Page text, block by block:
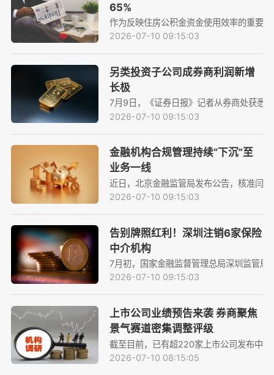
65%
作为反映住房公积金资金使用效率的重要
2026-07-10 09:15:03
另类投资子公司成券商利润新增
长极
7月9日，《证券日报》记者从券商处获悉
2026-07-10 09:15:03
金融机构合规管理持续“下沉”至
业务一线
近日，北京金融监管局发布公告，核准闫
2026-07-10 09:15:03
告别牌照红利！深圳注销6家保险
中介机构
7月初，国家金融监督管理总局深圳监管
2026-07-10 09:15:03
上市公司业绩预告来袭 券商聚焦
景气赛道密集调整评级
截至目前，已有超220家上市公司发布中
2026-07-10 08:15:05